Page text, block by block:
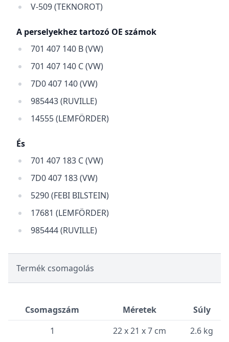
V-509 (TEKNOROT)
A perselyekhez tartozó OE számok
701 407 140 B (VW)
701 407 140 C (VW)
7D0 407 140 (VW)
985443 (RUVILLE)
14555 (LEMFÖRDER)
És
701 407 183 C (VW)
7D0 407 183 (VW)
5290 (FEBI BILSTEIN)
17681 (LEMFÖRDER)
985444 (RUVILLE)
Termék csomagolás
Csomagszám Méretek
Súly
1
22 x 21 x 7 cm 2.6 kg